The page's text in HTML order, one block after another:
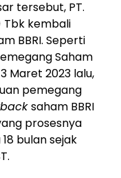
tersebut, PT.
Tbk kembali
BBRI. Seperti
Saham
Maret 2023 lalu,
pemegang
saham BBRI
prosesnya
bulan sejak